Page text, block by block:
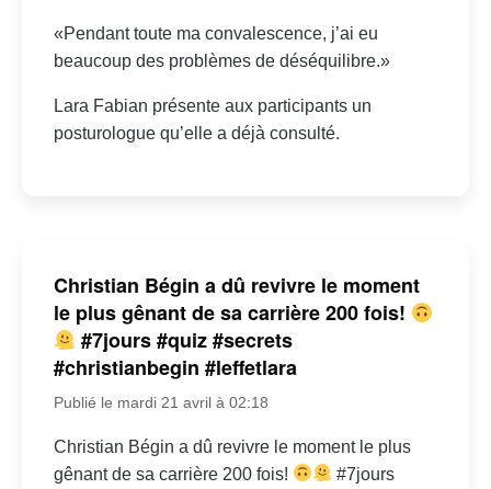
«Pendant toute ma convalescence, j’ai eu
beaucoup des problèmes de déséquilibre.»
Lara Fabian présente aux participants un
posturologue qu’elle a déjà consulté.
Christian Bégin a dû revivre le moment
le plus gênant de sa carrière 200 fois!
#7jours #quiz #secrets
#christianbegin #leffetlara
Publié le mardi 21 avril à 02:18
Christian Bégin a dû revivre le moment le plus
gênant de sa carrière 200 fois!
#7jours